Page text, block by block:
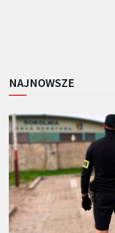
NAJNOWSZE